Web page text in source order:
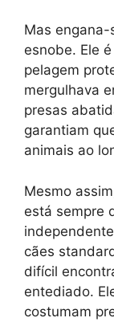
Mas engana-
esnobe. Ele
pelagem
mergulhava
presas
garantiam
animais ao
Mesmo
está sempre
cães
difícil
entediado.
costumam